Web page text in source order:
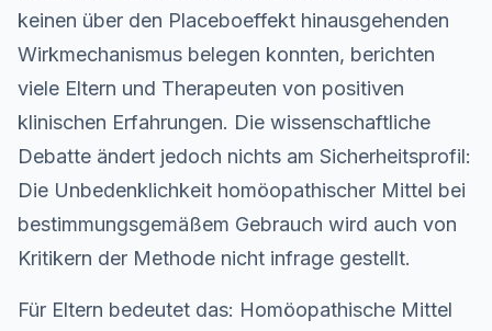
keinen über den Placeboeffekt hinausgehenden
Wirkmechanismus belegen konnten, berichten
viele Eltern und Therapeuten von positiven
klinischen Erfahrungen. Die wissenschaftliche
Debatte ändert jedoch nichts am Sicherheitsprofil:
Die Unbedenklichkeit homöopathischer Mittel bei
bestimmungsgemäßem Gebrauch wird auch von
Kritikern der Methode nicht infrage gestellt.
Für Eltern bedeutet das: Homöopathische Mittel